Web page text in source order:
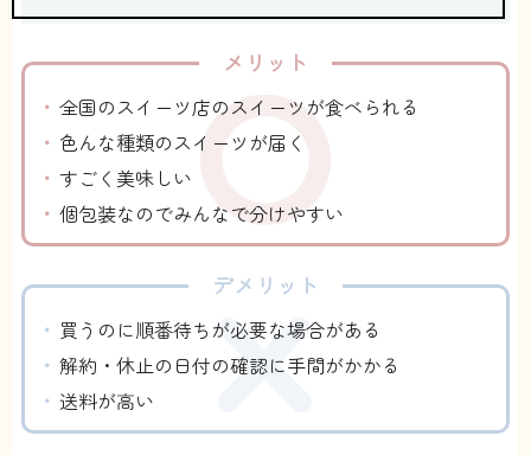
ちょっと高いけど・・・最高
です。
4.2
【コスパ】
普段食費にあんまりお金をかけない自分からする
お金厳しいなってときはスキップもできるので、無
【お店の数】
よくわかりません。結構色々な地域のお店から届く
ので、少なくはないのかもしれません。
【レパートリー】
メリット
全国のスイーツ店のスイーツが食べられる
色んな種類のスイーツが届く
すごく美味しい
個包装なのでみんなで分けやすい
デメリット
買うのに順番待ちが必要な場合がある
解約・休止の日付の確認に手間がかかる
送料が高い